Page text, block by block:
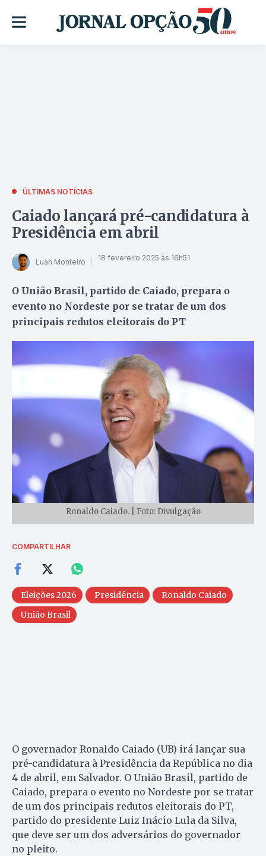
ÚLTIMAS NOTÍCIAS
Caiado lançará pré-candidatura à
Presidência em abril
Luan Monteiro 18 fevereiro 2025 às 16h51
O União Brasil, partido de Caiado, prepara o
evento no Nordeste por se tratar de um dos
principais redutos eleitorais do PT
Ronaldo Caiado. | Foto: Divulgação
COMPARTILHAR
Eleições 2026 Presidência
Ronaldo Caiado
União Brasil
O governador Ronaldo Caiado (UB) irá lançar sua
pré-candidatura à Presidência da República no dia
4 de abril, em Salvador. O União Brasil, partido de
Caiado, prepara o evento no Nordeste por se tratar
de um dos principais redutos eleitorais do PT,
partido do presidente Luiz Inácio Lula da Silva,
que deve ser um dos adversários do governador
no pleito.